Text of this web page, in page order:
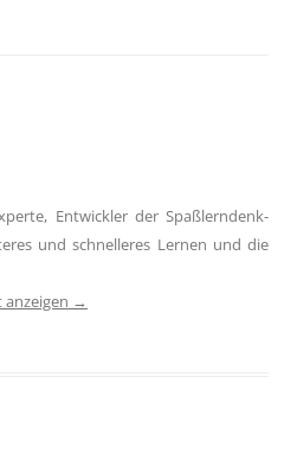
Entwickler der Spaßlerndenk-
und schnelleres Lernen und die
→